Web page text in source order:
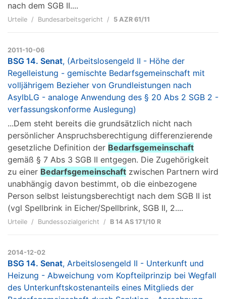
nach dem SGB II....
Urteile Bundesarbeitsgericht 5 AZR 61/11
2011-10-06
BSG 14. Senat, (Arbeitslosengeld II - Höhe der
Regelleistung - gemischte Bedarfsgemeinschaft mit
volljährigem Bezieher von Grundleistungen nach
AsylbLG - analoge Anwendung des § 20 Abs 2 SGB 2 -
verfassungskonforme Auslegung)
...Dem steht bereits die grundsätzlich nicht nach
persönlicher Anspruchsberechtigung differenzierende
gesetzliche Definition der Bedarfsgemeinschaft
gemäß § 7 Abs 3 SGB II entgegen. Die Zugehörigkeit
zu einer Bedarfsgemeinschaft zwischen Partnern wird
unabhängig davon bestimmt, ob die einbezogene
Person selbst leistungsberechtigt nach dem SGB II ist
(vgl Spellbrink in Eicher/Spellbrink, SGB II, 2....
Urteile Bundessozialgericht B 14 AS 171/10 R
2014-12-02
BSG 14. Senat, Arbeitslosengeld II - Unterkunft und
Heizung - Abweichung vom Kopfteilprinzip bei Wegfall
des Unterkunftskostenanteils eines Mitglieds der